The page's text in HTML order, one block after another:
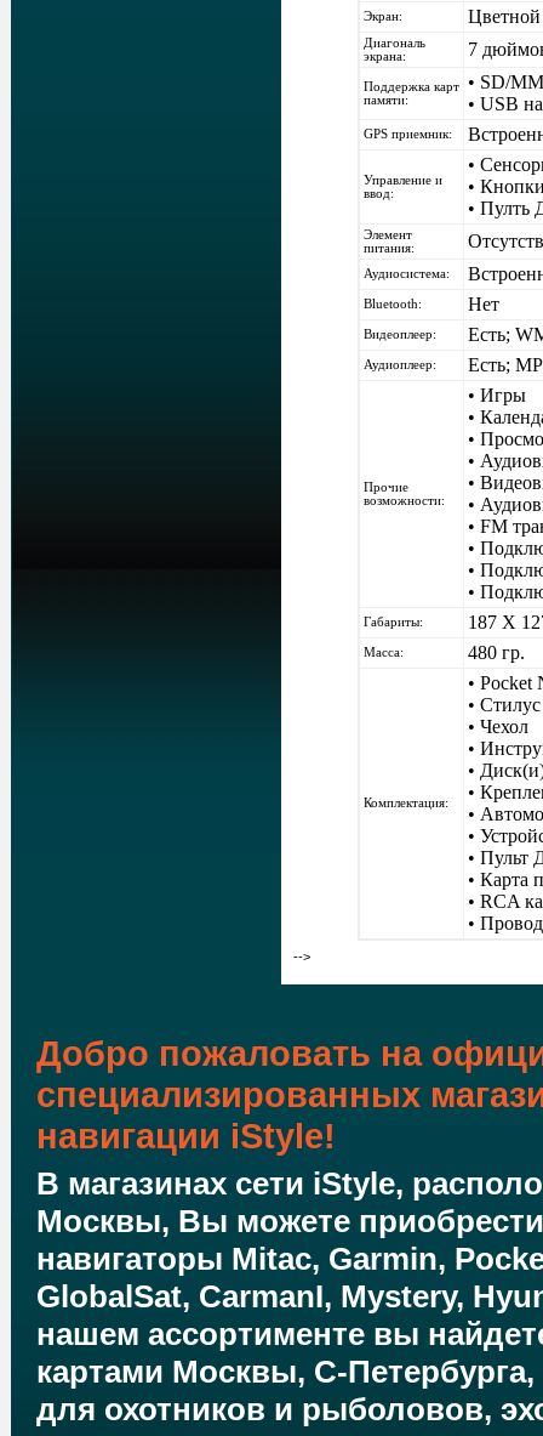
Экран: Цветной
Диагональ
экрана:
7
Поддержка карт
памяти:
• SD/
• USB
GPS приемник:
Управление и
ввод:
•
•
• Пулть
Элемент
питания:
Аудиосистема:
Bluetooth: Нет
Видеоплеер: Есть;
Аудиоплеер: Есть;
Прочие
возможности:
• Игры
•
•
•
•
•
• FM
•
•
•
Габариты: 187 Х
Масса: 480 гр.
Комплектация:
• Pocket
• Стилус
• Чехол
•
•
•
•
•
• Пульт
• Карта
• RCA
•
-->
Добро пожаловать на
специализированных
навигации iStyle!
В магазинах сети iStyle,
Москвы, Вы можете
навигаторы Mitac, Garmin,
GlobalSat, CarmanI, Mystery,
нашем ассортименте вы
картами Москвы, С-
для охотников и рыболовов,